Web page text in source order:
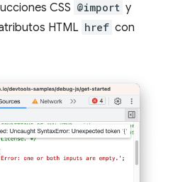
CSS @import y
HTML href con